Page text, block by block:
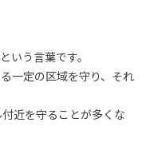
いう言葉です。
一定の区域を守り、それ
近を守ることが多くな